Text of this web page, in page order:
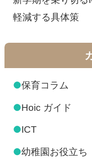
軽減する具体策
●保育コラム
●Hoic ガイド
●ICT
●幼稚園お役立ち